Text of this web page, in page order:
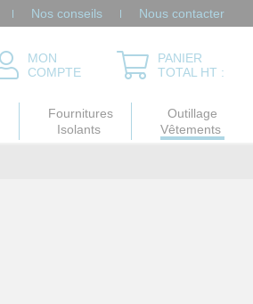
Nos conseils Nous contacter
MON
COMPTE
PANIER
TOTAL HT :
Fournitures
Isolants
Outillage
Vêtements